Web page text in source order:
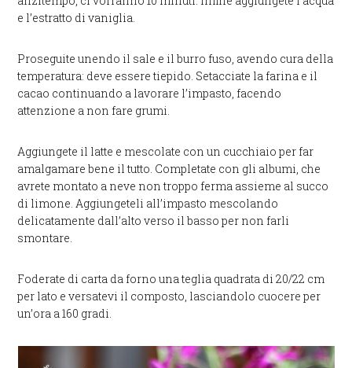
e l’estratto di vaniglia.
Proseguite unendo il sale e il burro fuso, avendo cura della
temperatura: deve essere tiepido. Setacciate la farina e il
cacao continuando a lavorare l’impasto, facendo
attenzione a non fare grumi.
Aggiungete il latte e mescolate con un cucchiaio per far
amalgamare bene il tutto. Completate con gli albumi, che
avrete montato a neve non troppo ferma assieme al succo
di limone. Aggiungeteli all’impasto mescolando
delicatamente dall’alto verso il basso per non farli
smontare.
Foderate di carta da forno una teglia quadrata di 20/22 cm
per lato e versatevi il composto, lasciandolo cuocere per
un’ora a 160 gradi.